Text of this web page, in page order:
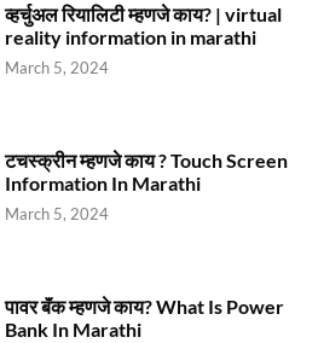
व्हर्चुअल रियालिटी म्हणजे काय? | virtual
reality information in marathi
March 5, 2024
टचस्क्रीन म्हणजे काय ? Touch Screen
Information In Marathi
March 5, 2024
पावर बॅंक म्हणजे काय? What Is Power
Bank In Marathi